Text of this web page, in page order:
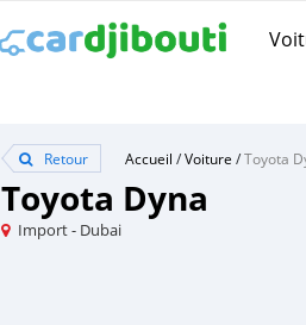
Retour Accueil /Voiture /Toyota
Toyota Dyna
Import - Dubai